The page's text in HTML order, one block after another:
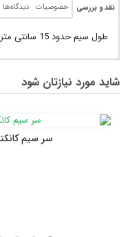
نقد و بررسی خصوصیات
طول سیم حدود 15 سانتی متر
شاید مورد نیازتان شود
سر سیم کانکتور